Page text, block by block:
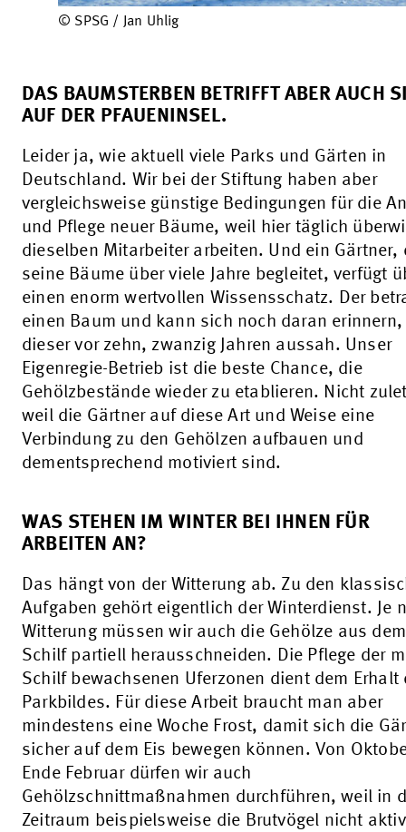
© SPSG / Jan Uhlig
DAS BAUMSTERBEN BETRIFFT ABER AUCH
AUF DER PFAUENINSEL.
Leider ja, wie aktuell viele Parks und Gärten in
Deutschland. Wir bei der Stiftung haben aber
vergleichsweise günstige Bedingungen für die
und Pflege neuer Bäume, weil hier täglich
dieselben Mitarbeiter arbeiten. Und ein Gärtner,
seine Bäume über viele Jahre begleitet, verfügt
einen enorm wertvollen Wissensschatz. Der
einen Baum und kann sich noch daran erinnern,
dieser vor zehn, zwanzig Jahren aussah. Unser
Eigenregie-Betrieb ist die beste Chance, die
Gehölzbestände wieder zu etablieren. Nicht
weil die Gärtner auf diese Art und Weise eine
Verbindung zu den Gehölzen aufbauen und
dementsprechend motiviert sind.
WAS STEHEN IM WINTER BEI IHNEN FÜR
ARBEITEN AN?
Das hängt von der Witterung ab. Zu den
Aufgaben gehört eigentlich der Winterdienst. Je
Witterung müssen wir auch die Gehölze aus dem
Schilf partiell herausschneiden. Die Pflege der
Schilf bewachsenen Uferzonen dient dem Erhalt
Parkbildes. Für diese Arbeit braucht man aber
mindestens eine Woche Frost, damit sich die
sicher auf dem Eis bewegen können. Von
Ende Februar dürfen wir auch
Gehölzschnittmaßnahmen durchführen, weil in
Zeitraum beispielsweise die Brutvögel nicht